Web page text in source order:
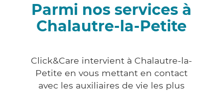
Parmi nos services à
Chalautre-la-Petite
Click&Care intervient à Chalautre-la-
Petite en vous mettant en contact
avec les auxiliaires de vie les plus